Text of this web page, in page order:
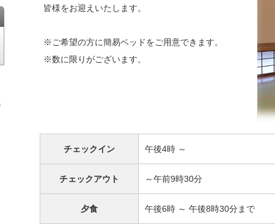
皆様をお迎えいたします。
※ご希望の方に簡易ベッドをご用意できます。
※数に限りがございます。
チェックイン 午後4時 ～
チェックアウト ～午前9時30分
夕食 午後6時 ～ 午後8時30分まで